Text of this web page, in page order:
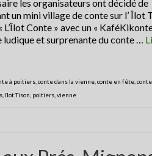
les organisateurs ont décidé de
un mini village de conte sur l’ Îlot
Conte » avec un «
ludique et surprenante du conte …
à poitiers, conte dans la vienne, conte en fête,
, îlot Tison poitiers, vienne